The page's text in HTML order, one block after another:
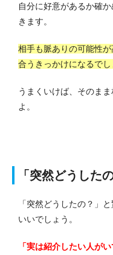
自分に好意があるか確
きます。
相手も脈ありの可能性
合うきっかけになるでし
うまくいけば、そのま
よ。
「突然どうした
「突然どうしたの？」
いいでしょう。
「実は紹介したい人が